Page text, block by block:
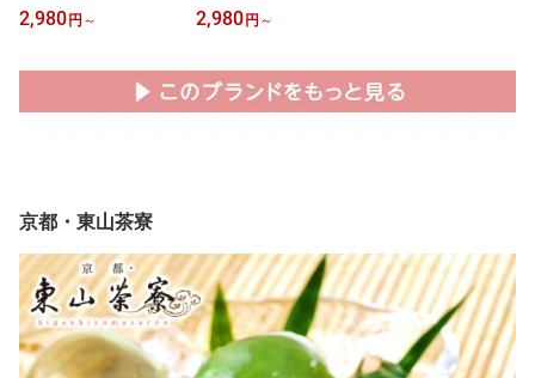
枚入り/56枚入り） 送料
無料 和菓子 米菓 おかき
せグルメ お菓子 お祝い
進物 送料無料 ギフト プ
チギフト スイーツ 新婚
2,980 円 ～
菓子 ギフト 送料無料 贈
り物 お祝い お取り寄せ
んべい 進物 ギフト おか
し 敬寿 プレゼント お菓
子 クーポン 食べ物 おつ
2,980 円 ～
京都・東山茶寮